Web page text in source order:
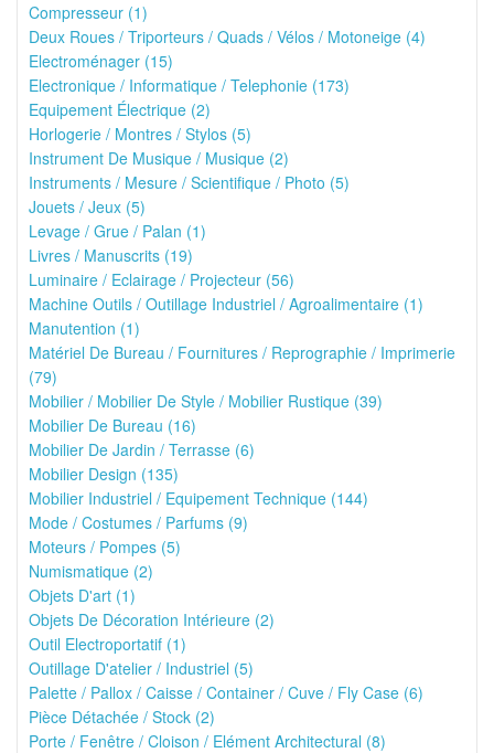
Compresseur (1)
Deux Roues / Triporteurs / Quads / Vélos / Motoneige (4)
Electroménager (15)
Electronique / Informatique / Telephonie (173)
Equipement Électrique (2)
Horlogerie / Montres / Stylos (5)
Instrument De Musique / Musique (2)
Instruments / Mesure / Scientifique / Photo (5)
Jouets / Jeux (5)
Levage / Grue / Palan (1)
Livres / Manuscrits (19)
Luminaire / Eclairage / Projecteur (56)
Machine Outils / Outillage Industriel / Agroalimentaire (1)
Manutention (1)
Matériel De Bureau / Fournitures / Reprographie / Imprimerie
(79)
Mobilier / Mobilier De Style / Mobilier Rustique (39)
Mobilier De Bureau (16)
Mobilier De Jardin / Terrasse (6)
Mobilier Design (135)
Mobilier Industriel / Equipement Technique (144)
Mode / Costumes / Parfums (9)
Moteurs / Pompes (5)
Numismatique (2)
Objets D'art (1)
Objets De Décoration Intérieure (2)
Outil Electroportatif (1)
Outillage D'atelier / Industriel (5)
Palette / Pallox / Caisse / Container / Cuve / Fly Case (6)
Pièce Détachée / Stock (2)
Porte / Fenêtre / Cloison / Elément Architectural (8)